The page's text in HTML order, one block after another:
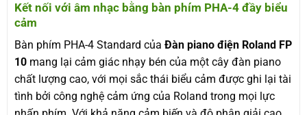
Kết nối với âm nhạc bằng bàn phím PHA-4 đầy biểu
cảm
Bàn phím PHA-4 Standard của Đàn piano điện Roland FP
10 mang lại cảm giác nhạy bén của một cây đàn piano
chất lượng cao, với mọi sắc thái biểu cảm được ghi lại tài
tình bởi công nghệ cảm ứng của Roland trong mọi lực